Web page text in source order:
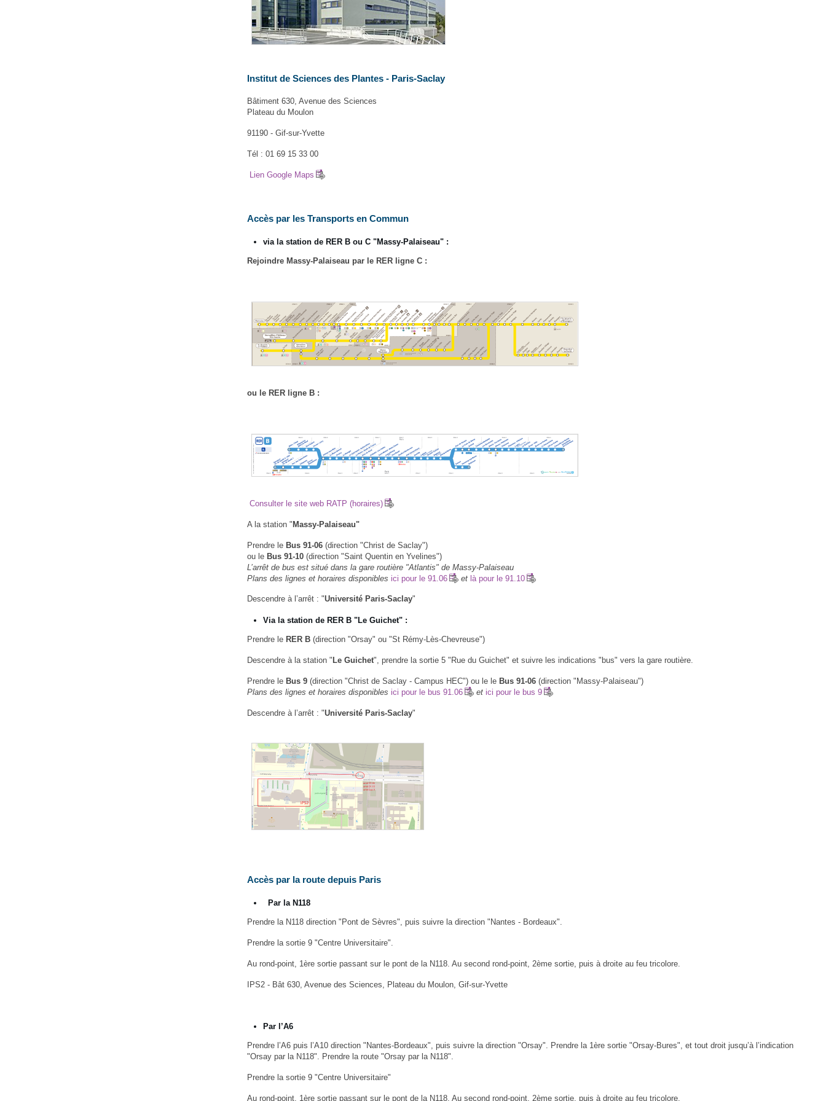
Institut de Sciences des Plantes - Paris-Saclay
Bâtiment 630, Avenue des Sciences
Plateau du Moulon
91190 - Gif-sur-Yvette
Tél : 01 69 15 33 00
Lien Google Maps
Accès par les Transports en Commun
via la station de RER B ou C "Massy-Palaiseau" :
Rejoindre Massy-Palaiseau par le RER ligne C :
ou le RER ligne B :
Consulter le site web RATP (horaires)
A la station "Massy-Palaiseau"
Prendre le Bus 91-06 (direction "Christ de Saclay")
ou le Bus 91-10 (direction "Saint Quentin en Yvelines")
L’arrêt de bus est situé dans la gare routière "Atlantis" de Massy-Palaiseau
Plans des lignes et horaires disponibles ici pour le 91.06 et là pour le 91.10
Descendre à l’arrêt : "Université Paris-Saclay"
Via la station de RER B "Le Guichet" :
Prendre le RER B (direction "Orsay" ou "St Rémy-Lès-Chevreuse")
Descendre à la station " Le Guichet", prendre la sortie 5 "Rue du Guichet" et suivre les indications "bus" vers la gare routière.
Prendre le Bus 9 (direction "Christ de Saclay - Campus HEC") ou le le Bus 91-06 (direction "Massy-Palaiseau")
Plans des lignes et horaires disponibles ici pour le bus 91.06 et ici pour le bus 9
Descendre à l’arrêt : "Université Paris-Saclay"
Accès par la route depuis Paris
Par la N118
Prendre la N118 direction "Pont de Sèvres", puis suivre la direction "Nantes - Bordeaux".
Prendre la sortie 9 "Centre Universitaire".
Au rond-point, 1ère sortie passant sur le pont de la N118. Au second rond-point, 2ème sortie, puis à droite au feu tricolore.
IPS2 - Bât 630, Avenue des Sciences, Plateau du Moulon, Gif-sur-Yvette
Par l’A6
Prendre l’A6 puis l’A10 direction "Nantes-Bordeaux", puis suivre la direction "Orsay". Prendre la 1ère sortie "Orsay-Bures", et tout droit jusqu’à l’indication
"Orsay par la N118". Prendre la route "Orsay par la N118".
Prendre la sortie 9 "Centre Universitaire"
Au rond-point, 1ère sortie passant sur le pont de la N118. Au second rond-point, 2ème sortie, puis à droite au feu tricolore.